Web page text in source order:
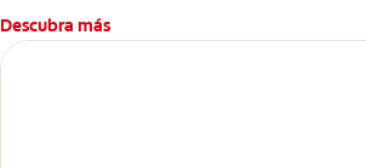
Descubra más